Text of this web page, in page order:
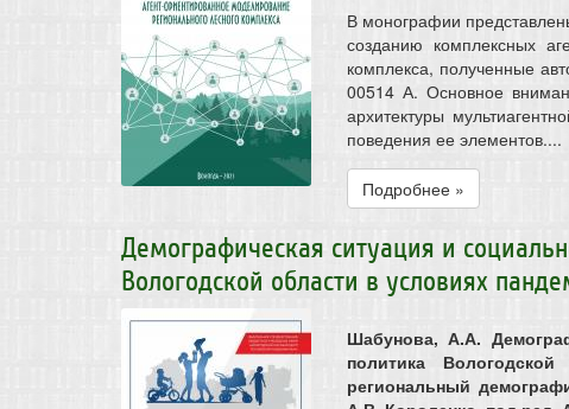
В монографии
созданию комплексных
комплекса, полученные
00514 А. Основное
архитектуры
поведения ее элементов....
Подробнее »
Демографическая ситуация и
Вологодской области в условиях
Шабунова, А.А.
политика
региональный